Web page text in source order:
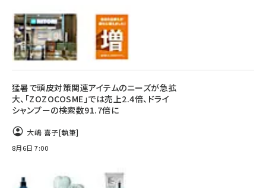
猛暑で頭皮対策関連アイテムのニーズが急拡
大、「ZOZOCOSME」では売上2.4倍、ドライ
シャンプーの検索数91.7倍に
大嶋 喜子[執筆]
8月6日 7:00